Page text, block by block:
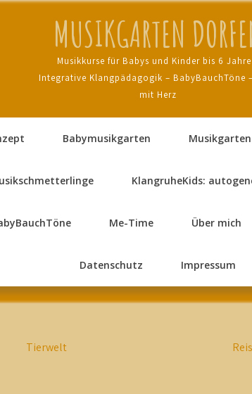
MUSIKGARTEN
Musikkurse für Babys und Kinder bis 6
Integrative Klangpädagogik – BabyBauchTöne
mit Herz
Babymusikgarten
KlangruheKids:
Me-Time Über mich
Datenschutz Impressum
Tierwelt